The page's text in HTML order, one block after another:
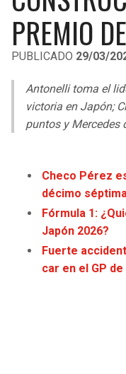
LIGA DE EXPANSIÓN MX
LEAGUES CUP
UEFA EUROPA LEAGUE
UEFA CONFERENCE
COPA LIBERTADORES
COPA SUDAMERICANA
OTRAS LIGAS
RAIDERS
RAVENS
BROWNS
STEELERS
TEXANS
CAVALIERS
PACERS
HAWKS
HORNETS
HEAT
PREMIO
PUBLICADO 29/03/
Antonelli toma el
victoria en Japón;
puntos y Mercedes
Checo Pérez
décimo
Fórmula 1:
Japón 2026?
Fuerte
car en el GP